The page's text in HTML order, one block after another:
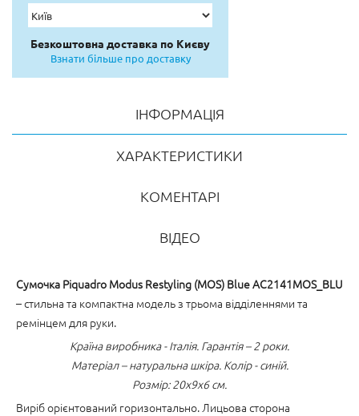
Безкоштовна доставка по Києву
Взнати більше про доставку
ІНФОРМАЦІЯ
ХАРАКТЕРИСТИКИ
КОМЕНТАРІ
ВІДЕО
Сумочка Piquadro Modus Restyling (MOS) Blue AC2141MOS_BLU
– стильна та компактна модель з трьома відділеннями та
ремінцем для руки.
Країна виробника - Італія. Гарантія – 2 роки.
Матеріал – натуральна шкіра. Колір - синій.
Розмір: 20x9x6 см.
Виріб орієнтований горизонтально. Лицьова сторона